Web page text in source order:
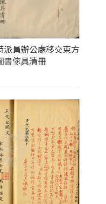
派員辦公處移交東方
書傢具清冊